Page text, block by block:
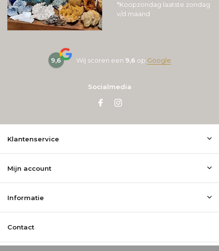
*Koopzondag laatste zondag
v/d maand
9,6 Wij scoren een 9,6 op Google
Socialmedia
Klantenservice
Mijn account
Informatie
Contact